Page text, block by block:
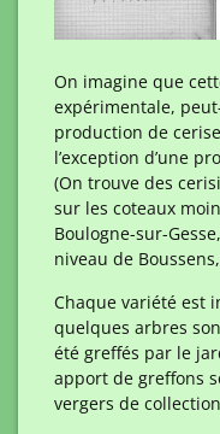
On imagine que
expérimentale,
production de
l’exception d’une
(On trouve des
sur les coteaux
Boulogne-sur-
niveau de
Chaque variété est
quelques arbres
été greffés par le
apport de greffons
vergers de